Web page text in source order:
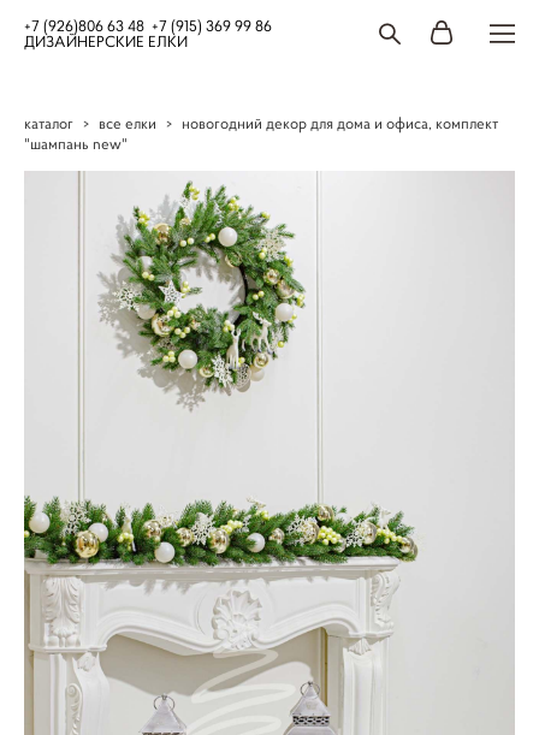
+7 (926)806 63 48 +7 (915) 369 99 86
ДИЗАЙНЕРСКИЕ ЕЛКИ
каталог > все елки > новогодний декор для дома и офиса, комплект
"шампань new"